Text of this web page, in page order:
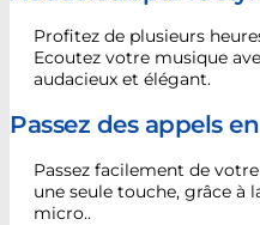
Profitez de plusieurs
Ecoutez votre musique
audacieux et élégant.
Passez des appels
Passez facilement de
une seule touche, grâce à
micro..